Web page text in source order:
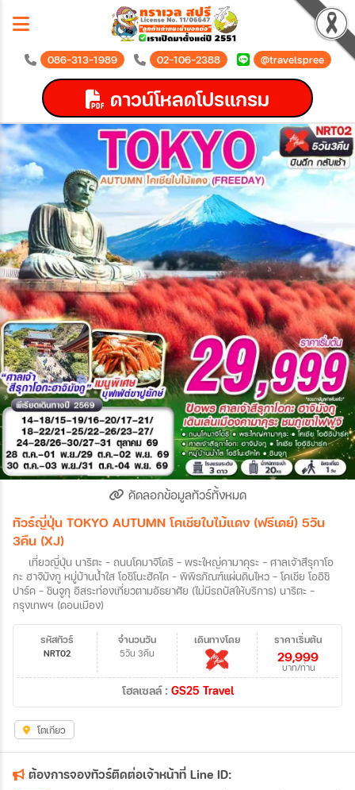
086-313-1989 02-106-2388 @travelspree
ดาวน์โหลดโปรแกรม
คัดลอกข้อมูลทัวร์ทั้งหมด
ทัวร์ญี่ปุ่น TOKYO AUTUMN โคเชียใบไม้แดง (ฟรีเดย์) 5วัน
3คืน (XJ)
เที่ยวญี่ปุ่น นาริตะ – ถนนโคมาจิโดริ – พระใหญ่คามาคุระ - ศาลเจ้าสึรุกาโอ
กะ ฮาจิมังกู หมู่บ้านน้ำใส โอชิโนะฮัคไค – พิพิธภัณฑ์แผ่นดินไหว – โคเชีย โออิชิ
ปาร์ค - ชินจูกุ อิสระท่องเที่ยวตามอัธยาศัย (ไม่มีรถบัสให้บริการ) นาริตะ –
กรุงเทพฯ (ดอนเมือง)
รหัสทัวร์
NRT02
จำนวนวัน
5วัน 3คืน
ราคาเริ่มต้น
29,999
บาท/ท่าน
เดินทางโดย
โฮลเซลล์ : GS25 Travel
โตเกียว
ต้องการจองทัวร์ติดต่อเจ้าหน้าที่ Line ID: